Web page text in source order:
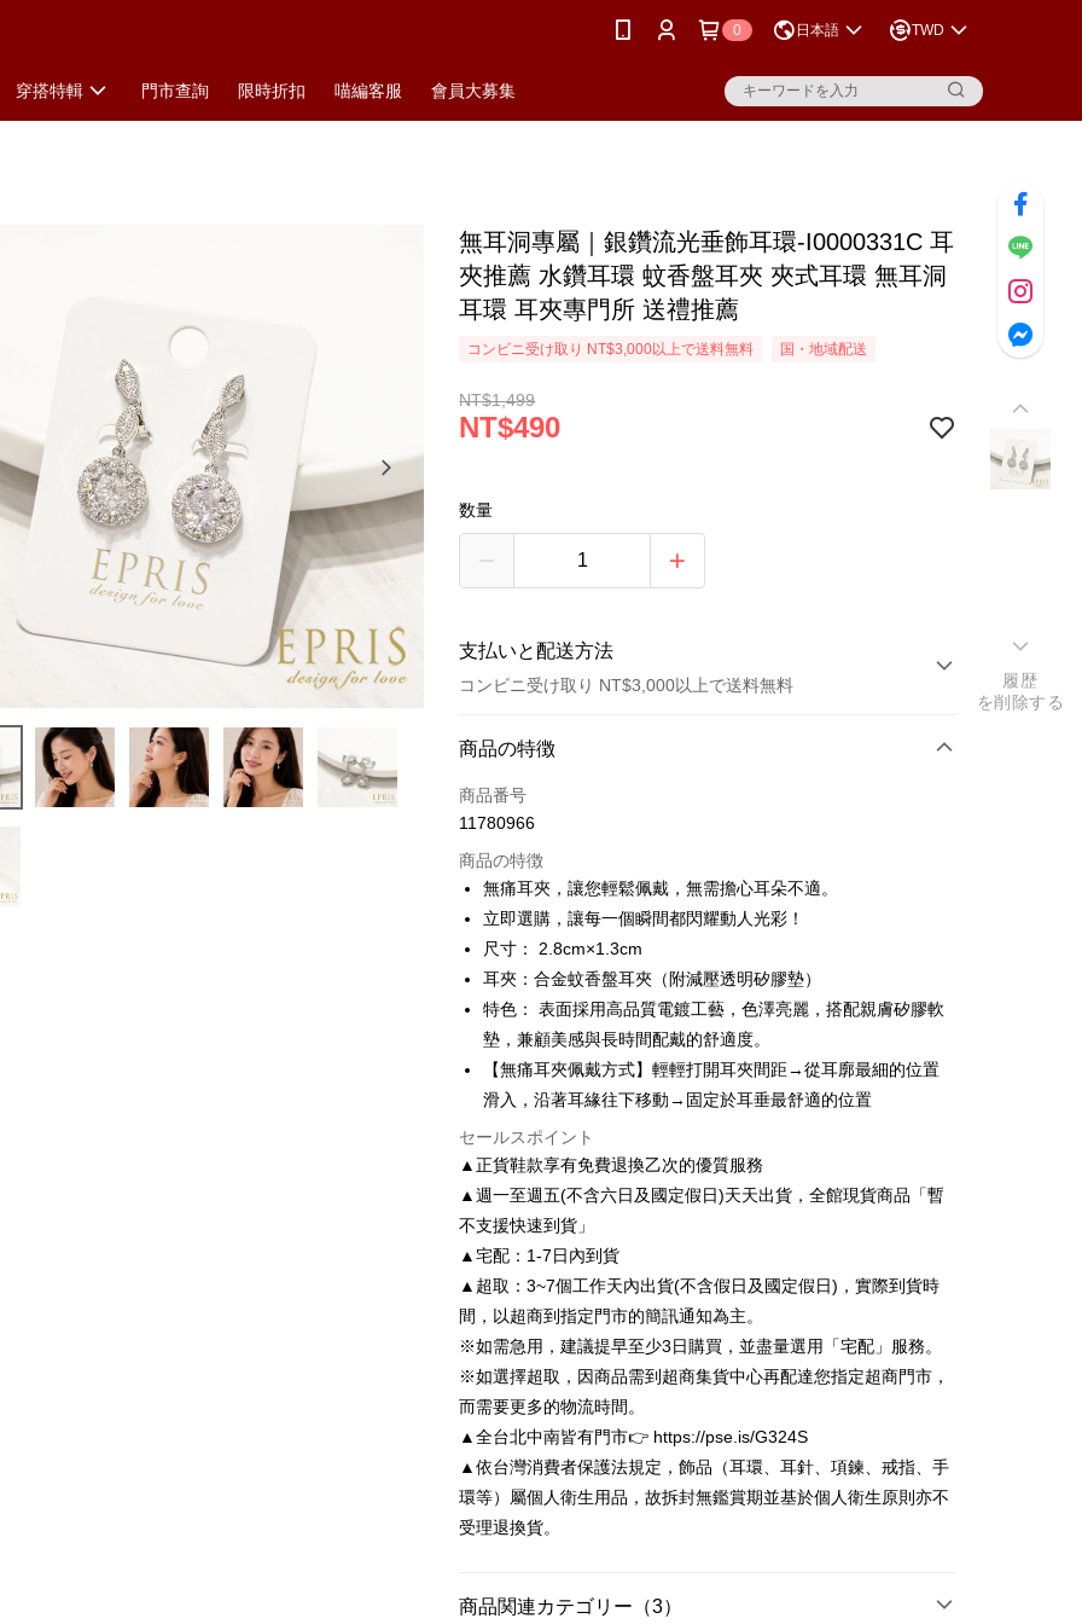
0 日本語 TWD
穿搭特輯 門市查詢 限時折扣 喵編客服 會員大募集
無耳洞專屬｜銀鑽流光垂飾耳環-I0000331C 耳
夾推薦 水鑽耳環 蚊香盤耳夾 夾式耳環 無耳洞
耳環 耳夾專門所 送禮推薦
コンビニ受け取り NT$3,000以上で送料無料 国・地域配送
NT$1,499
NT$490
数量
支払いと配送方法
コンビニ受け取り NT$3,000以上で送料無料
お支払い方法
クレジットカード1回払い
クレジットカード分割払い
3回払い、金利0、毎回
合作金庫商業銀行
第一商業銀行
華南商業銀行
上海商業儲蓄銀行
国泰世華商業銀行
兆豐國際商業銀行
台湾中小企業銀行
台中商業銀行
HSBC(台湾)商業銀行
華泰商業銀行
聯邦商業銀行
遠東国際商業銀行
元大商業銀行
永豐商業銀行
台新國際商業銀行
台湾楽天クレジットカード会社
6回払い、金利0、毎回NT$81
合作金庫商業銀行
華南商業銀行
彰化商業銀行
上海商業儲蓄銀行
台北富邦商業銀行
国泰世華商業銀行
兆豐國際商業銀行
台湾中小企業銀行
台中商業銀行
HSBC(台湾)商業銀行
華泰商業銀行
聯邦商業銀行
遠東国際商業銀行
玉山商業銀行
台新國際商業銀行
中国信託商業銀行
台湾楽天クレジットカード会社
LINE Pay
Apple Pay
JKOPAY
Easy Wallet
Google Pay
AFTEE代金後払い
説明
一、 AFTEE代金後払いについて
1.お支払い方法でAFTEE代金後払いを選択すると、携帯電話認証ウィン
2.SMSで認証してお支払い手続を進めてください。
3.注文するときのお支払いは不要です。商品はご指定の住所に配送されま
す。
4.ご注文が完了すると、携帯に支払い通知のSMSが届きます。アプリ会
員の場合は、AFTEE アプリプッシュ通知が届きます。
5.商品受け取り時のお支払いは不要です。商品を確かめてから、SMSま
たはアプリの通知に従って、4大コンビニ、またはATM/オンラインバンキ
ングでお支払いください。
代金納付期限は最短で 14 日以内ですので、ご注意ください。AFTEE ア
プリをダウンロードして AFTEE 会員になるとお支払い期限を最長 45 日
以内まで延長できます。
もとに計算されます。AFTEEで注文すると、商品を受け取るまで支払い
期限を延長できますが、商品を期限内に受け取れない場合があります
ATM払い
配送方法
付款後全家取貨
配送毎にNT$80、NT$3,000以上で送料無料
付款後7-11取貨
配送毎にNT$80、NT$3,000以上で送料無料
宅配
離島宅配
商品の特徴
商品番号
11780966
商品の特徴
無痛耳夾，讓您輕鬆佩戴，無需擔心耳朵不適。
立即選購，讓每一個瞬間都閃耀動人光彩！
尺寸： 2.8cm×1.3cm
耳夾：合金蚊香盤耳夾（附減壓透明矽膠墊）
特色： 表面採用高品質電鍍工藝，色澤亮麗，搭配親膚矽膠軟
墊，兼顧美感與長時間配戴的舒適度。
【無痛耳夾佩戴方式】輕輕打開耳夾間距→從耳廓最細的位置
滑入，沿著耳緣往下移動→固定於耳垂最舒適的位置
セールスポイント
▲正貨鞋款享有免費退換乙次的優質服務
▲週一至週五(不含六日及國定假日)天天出貨，全館現貨商品「暫
不支援快速到貨」
▲宅配：1-7日內到貨
▲超取：3~7個工作天內出貨(不含假日及國定假日)，實際到貨時
間，以超商到指定門市的簡訊通知為主。
※如需急用，建議提早至少3日購買，並盡量選用「宅配」服務。
※如選擇超取，因商品需到超商集貨中心再配達您指定超商門市，
而需要更多的物流時間。
▲全台北中南皆有門市👉 https://pse.is/G324S
▲依台灣消費者保護法規定，飾品（耳環、耳針、項鍊、戒指、手
環等）屬個人衛生用品，故拆封無鑑賞期並基於個人衛生原則亦不
受理退換貨。
商品関連カテゴリー（3）
履歴
を削除する